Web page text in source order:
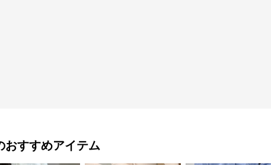
おすすめアイテム